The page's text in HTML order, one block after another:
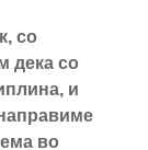
со
дека со
и
во